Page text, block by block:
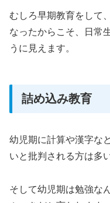
むしろ早期教育をして
なったからこそ、日常
うに見えます。
詰め込み教育
幼児期に計算や漢字な
いと批判される方は多
そして幼児期は勉強な